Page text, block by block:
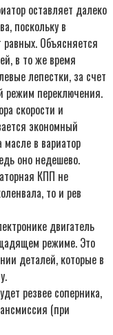
оставляет далеко
поскольку в
Объясняется
в то же время
лепестки, за счет
режим переключения.
скорости и
экономный
в вариатор
оно недешево.
КПП не
то и рев
двигатель
режиме. Это
деталей, которые в
резвее соперника,
(при